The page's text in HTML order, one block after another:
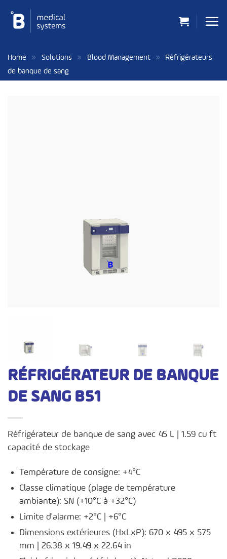
contenu
Home » Solutions » Blood Management »
Réfrigérateurs
de banque de sang
RÉFRIGÉRATEUR DE BANQUE
DE SANG B51
Réfrigérateur de banque de sang avec 45 L | 1.59 cu ft
capacité de stockage
Température de consigne: +4°C
Classe climatique (plage de température
ambiante): SN (+10°C à +32°C)
Limite d'alarme: +2°C | +6°C
Dimensions extérieures (HxLxP): 670 x 495 x 575
mm | 26.38 x 19.49 x 22.64 in